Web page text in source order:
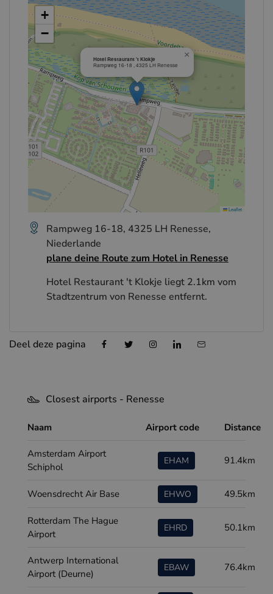
Hotel Restaurant 't Klokje
Rampweg 16-18 , 4325 LH Renesse
×
+
−
Leaflet
Rampweg 16-18, 4325 LH Renesse,
Niederlande
plane deine Route zum Hotel in Renesse
Hotel Restaurant 't Klokje liegt 2.1km vom
Stadtzentrum von Renesse entfernt.
Deel deze pagina
Closest airports - Renesse
Naam Airport code Distance
Amsterdam Airport
Schiphol
EHAM 91.4km
Woensdrecht Air Base EHWO 49.5km
Rotterdam The Hague
Airport
EHRD 50.1km
Antwerp International
Airport (Deurne)
EBAW 76.4km